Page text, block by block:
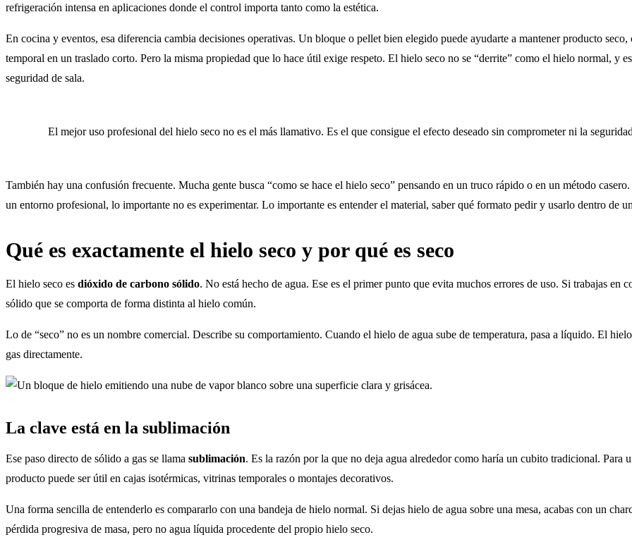
refrigeración intensa en aplicaciones donde el control importa tanto como la estética.
En cocina y eventos, esa diferencia cambia decisiones operativas. Un bloque o pellet bien elegido puede ayudarte a mantener producto
temporal en un traslado corto. Pero la misma propiedad que lo hace útil exige respeto. El hielo seco no se “derrite” como el hielo normal, y
seguridad de sala.
El mejor uso profesional del hielo seco no es el más llamativo. Es el que consigue el efecto deseado sin comprometer ni la
También hay una confusión frecuente. Mucha gente busca “como se hace el hielo seco” pensando en un truco rápido o en un método
un entorno profesional, lo importante no es experimentar. Lo importante es entender el material, saber qué formato pedir y usarlo dentro de
Qué es exactamente el hielo seco y por qué es seco
El hielo seco es dióxido de carbono sólido. No está hecho de agua. Ese es el primer punto que evita muchos errores de uso. Si trabajas en
sólido que se comporta de forma distinta al hielo común.
Lo de “seco” no es un nombre comercial. Describe su comportamiento. Cuando el hielo de agua sube de temperatura, pasa a líquido. El
gas directamente.
La clave está en la sublimación
Ese paso directo de sólido a gas se llama sublimación. Es la razón por la que no deja agua alrededor como haría un cubito tradicional. Para
producto puede ser útil en cajas isotérmicas, vitrinas temporales o montajes decorativos.
Una forma sencilla de entenderlo es compararlo con una bandeja de hielo normal. Si dejas hielo de agua sobre una mesa, acabas con un
pérdida progresiva de masa, pero no agua líquida procedente del propio hielo seco.